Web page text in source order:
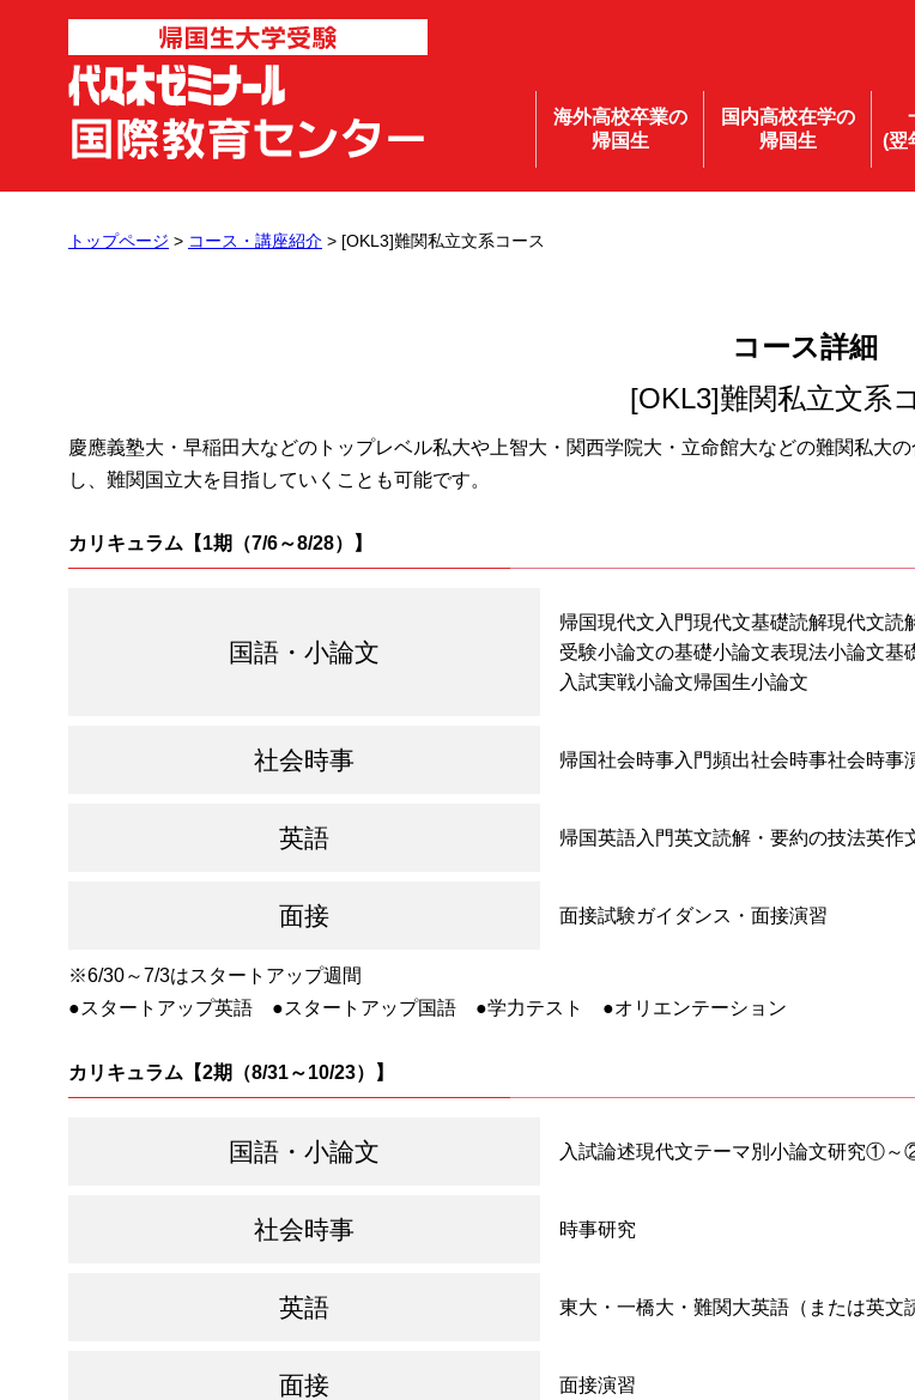
海外高校卒業の
帰国生
国内高校在学の
帰国生
(翌
トップページ > コース・講座紹介 > [OKL3]難関私立文系コース
コース詳細
[OKL3]難関私立文系
慶應義塾大・早稲田大などのトップレベル私大や上智大・関西学院大・立命館大などの難関私大
し、難関国立大を目指していくことも可能です。
カリキュラム【1期（7/6～8/28）】
国語・小論文
帰国現代文入門現代文基礎読解現代文読
受験小論文の基礎小論文表現法小論文基
入試実戦小論文帰国生小論文
社会時事 帰国社会時事入門頻出社会時事社会時事
英語 帰国英語入門英文読解・要約の技法英作
面接 面接試験ガイダンス・面接演習
※6/30～7/3はスタートアップ週間
●スタートアップ英語 ●スタートアップ国語 ●学力テスト ●オリエンテーション
カリキュラム【2期（8/31～10/23）】
国語・小論文 入試論述現代文テーマ別小論文研究①
社会時事 時事研究
英語 東大・一橋大・難関大英語（または英文
面接 面接演習